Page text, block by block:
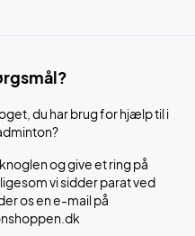
du har brug for hjælp til i
og give et ring på
vi sidder parat ved
os en e-mail på